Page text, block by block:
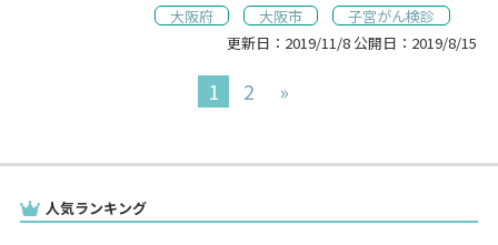
大阪府
大阪市
子宮がん検診
更新日： 2019/11/8 公開日： 2019/8/15
1 2 »
人気ランキング